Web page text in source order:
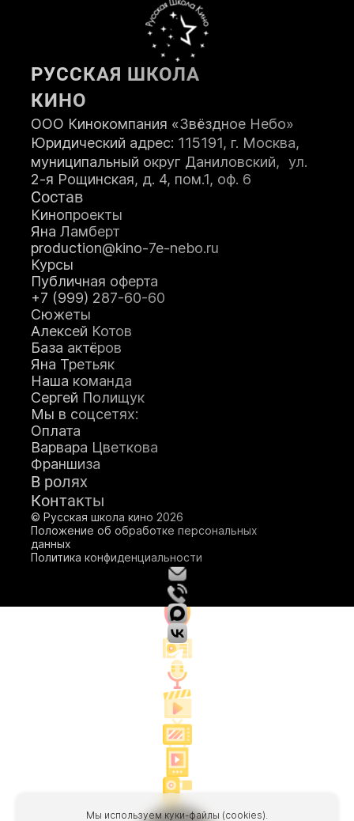
Мы используем куки-файлы (cookies).
Актёрское
мастерство
Оператор+монт
аж
Режиссура
Художник по
гриму
Теле-
радиоведущий
Ораторское
искусство
Кинопроект+съё
мка
Сценарное дело
Видеоблогер
Журналистика
Подробнее
Подробне
е
Подробнее
Подробнее
Подробнее
Подробне
е
Подробне
е
Подробнее
Подробнее
Подробнее
РУССКАЯ ШКОЛА
КИНО
ООО Кинокомпания «Звёздное Небо»
Юридический адрес: 115191, г. Москва,
муниципальный округ Даниловский, ул.
2-я Рощинская, д. 4, пом.1, оф. 6
Состав
Кинопроекты
Яна Ламберт
production@kino-7e-nebo.ru
Курсы
Публичная оферта
+7 (999) 287-60-60
Сюжеты
Алексей Котов
База актёров
Яна Третьяк
Наша команда
Сергей Полищук
Мы в соцсетях:
Оплата
Варвара Цветкова
Франшиза
В ролях
Контакты
© Русская школа кино 2026
Положение об обработке персональных
данных
Политика конфиденциальности